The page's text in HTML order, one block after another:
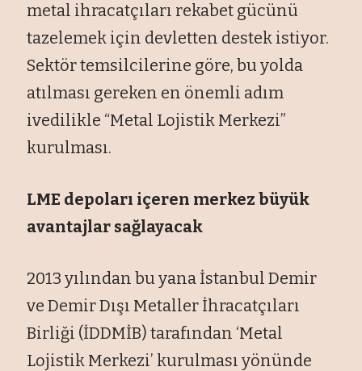
metal ihracatçıları rekabet gücünü
tazelemek için devletten destek istiyor.
Sektör temsilcilerine göre, bu yolda
atılması gereken en önemli adım
ivedilikle “Metal Lojistik Merkezi”
kurulması.
LME depoları içeren merkez büyük
avantajlar sağlayacak
2013 yılından bu yana İstanbul Demir
ve Demir Dışı Metaller İhracatçıları
Birliği (İDDMİB) tarafından ‘Metal
Lojistik Merkezi’ kurulması yönünde